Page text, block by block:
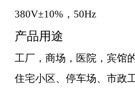
380V±10%，50Hz
产品用途
工厂，商场，医院，宾馆
住宅小区、停车场、市政